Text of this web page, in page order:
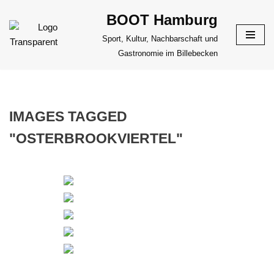
Zum
Inhalt
BOOT Hamburg
Sport, Kultur, Nachbarschaft und
Gastronomie im Billebecken
IMAGES TAGGED
"OSTERBROOKVIERTEL"